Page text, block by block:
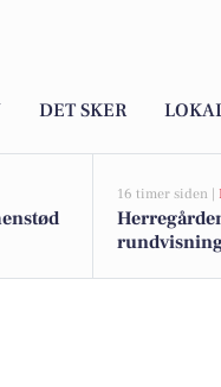
DET SKER
16 timer siden |